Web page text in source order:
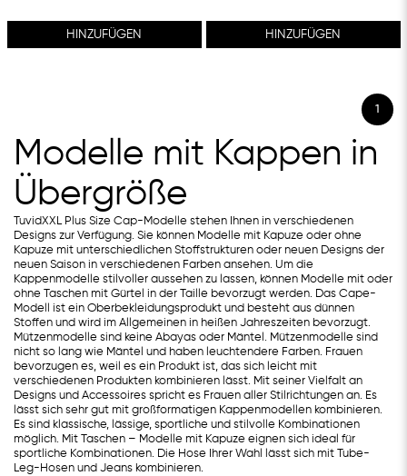
HINZUFÜGEN HINZUFÜGEN
1
Modelle mit Kappen in
Übergröße
TuvidXXL Plus Size Cap-Modelle stehen Ihnen in verschiedenen
Designs zur Verfügung. Sie können Modelle mit Kapuze oder ohne
Kapuze mit unterschiedlichen Stoffstrukturen oder neuen Designs der
neuen Saison in verschiedenen Farben ansehen. Um die
Kappenmodelle stilvoller aussehen zu lassen, können Modelle mit oder
ohne Taschen mit Gürtel in der Taille bevorzugt werden. Das Cape-
Modell ist ein Oberbekleidungsprodukt und besteht aus dünnen
Stoffen und wird im Allgemeinen in heißen Jahreszeiten bevorzugt.
Mützenmodelle sind keine Abayas oder Mäntel. Mützenmodelle sind
nicht so lang wie Mäntel und haben leuchtendere Farben. Frauen
bevorzugen es, weil es ein Produkt ist, das sich leicht mit
verschiedenen Produkten kombinieren lässt. Mit seiner Vielfalt an
Designs und Accessoires spricht es Frauen aller Stilrichtungen an. Es
lässt sich sehr gut mit großformatigen Kappenmodellen kombinieren.
Es sind klassische, lässige, sportliche und stilvolle Kombinationen
möglich. Mit Taschen – Modelle mit Kapuze eignen sich ideal für
sportliche Kombinationen. Die Hose Ihrer Wahl lässt sich mit Tube-
Leg-Hosen und Jeans kombinieren.